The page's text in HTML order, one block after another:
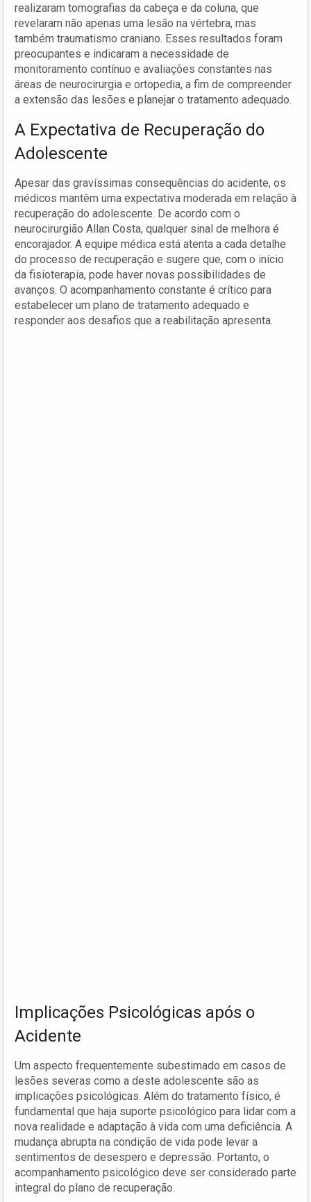
realizaram tomografias da cabeça e da coluna, que
revelaram não apenas uma lesão na vértebra, mas
também traumatismo craniano. Esses resultados foram
preocupantes e indicaram a necessidade de
monitoramento contínuo e avaliações constantes nas
áreas de neurocirurgia e ortopedia, a fim de compreender
a extensão das lesões e planejar o tratamento adequado.
A Expectativa de Recuperação do
Adolescente
Apesar das gravíssimas consequências do acidente, os
médicos mantêm uma expectativa moderada em relação à
recuperação do adolescente. De acordo com o
neurocirurgião Allan Costa, qualquer sinal de melhora é
encorajador. A equipe médica está atenta a cada detalhe
do processo de recuperação e sugere que, com o início
da fisioterapia, pode haver novas possibilidades de
avanços. O acompanhamento constante é crítico para
estabelecer um plano de tratamento adequado e
responder aos desafios que a reabilitação apresenta.
Implicações Psicológicas após o
Acidente
Um aspecto frequentemente subestimado em casos de
lesões severas como a deste adolescente são as
implicações psicológicas. Além do tratamento físico, é
fundamental que haja suporte psicológico para lidar com a
nova realidade e adaptação à vida com uma deficiência. A
mudança abrupta na condição de vida pode levar a
sentimentos de desespero e depressão. Portanto, o
acompanhamento psicológico deve ser considerado parte
integral do plano de recuperação.